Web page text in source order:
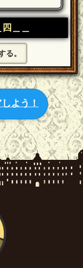
四
る。
よう！